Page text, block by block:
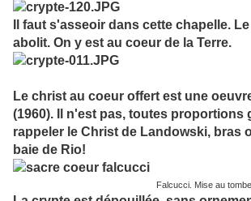
Il faut s'asseoir dans cette chapelle.
abolit. On y est au coeur de la Terre.
Le christ au coeur offert est une
(1960). Il n'est pas, toutes proportions
rappeler le Christ de Landowski, bras
baie de Rio!
Falcucci. Mise au